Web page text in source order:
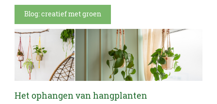
Blog: creatief met groen
Het ophangen van hangplanten